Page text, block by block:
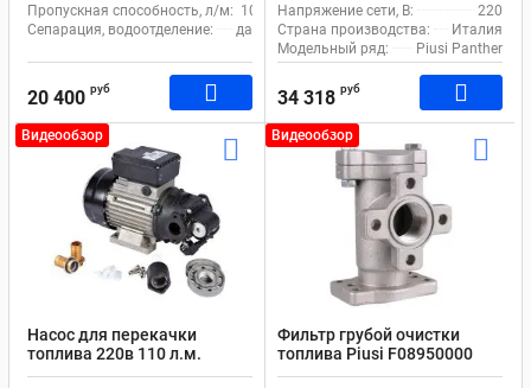
Пропускная способность, л/м: 105
Сепарация, водоотделение:
да
20 400 руб
Напряжение сети, В:
220
Страна производства:
Италия
Модельный ряд:
Piusi Panther
34 318 руб
Видеообзор
Насос для перекачки
топлива 220в 110 л.м.
Petroll Helios 100
Видеообзор
Фильтр грубой очистки
топлива Piusi F08950000
линейный 100 мкм